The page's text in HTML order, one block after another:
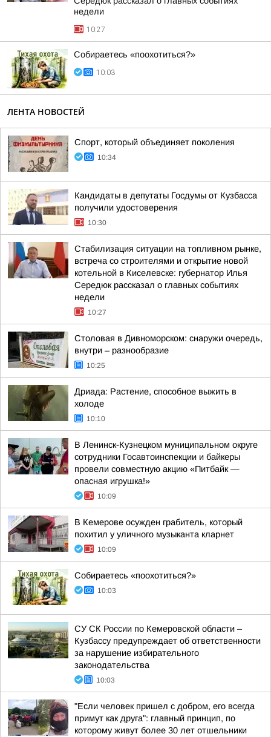
недели
10:27
Собираетесь «поохотиться?»
10:03
ЛЕНТА НОВОСТЕЙ
Спорт, который объединяет поколения
10:34
Кандидаты в депутаты Госдумы от Кузбасса
получили удостоверения
10:30
Стабилизация ситуации на топливном рынке,
встреча со строителями и открытие новой
котельной в Киселевске: губернатор Илья
Середюк рассказал о главных событиях
недели
10:27
Столовая в Дивноморском: снаружи очередь,
внутри – разнообразие
10:25
Дриада: Растение, способное выжить в
холоде
10:10
В Ленинск-Кузнецком муниципальном округе
сотрудники Госавтоинспекции и байкеры
провели совместную акцию «Питбайк —
опасная игрушка!»
10:09
В Кемерове осужден грабитель, который
похитил у уличного музыканта кларнет
10:09
Собираетесь «поохотиться?»
10:03
СУ СК России по Кемеровской области –
Кузбассу предупреждает об ответственности
за нарушение избирательного
законодательства
10:03
"Если человек пришел с добром, его всегда
примут как друга": главный принцип, по
которому живут более 30 лет отшельники